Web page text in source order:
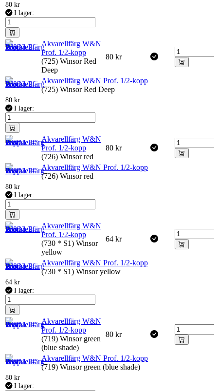
80 kr
I lager:
Akvarellfärg W&N
Prof. 1/2-kopp
(725) Winsor Red
Deep
80 kr
Akvarellfärg W&N Prof. 1/2-kopp
(725) Winsor Red Deep
80 kr
I lager:
Akvarellfärg W&N
Prof. 1/2-kopp
(726) Winsor red
80 kr
Akvarellfärg W&N Prof. 1/2-kopp
(726) Winsor red
80 kr
I lager:
Akvarellfärg W&N
Prof. 1/2-kopp
(730 * S1) Winsor
yellow
64 kr
Akvarellfärg W&N Prof. 1/2-kopp
(730 * S1) Winsor yellow
64 kr
I lager:
Akvarellfärg W&N
Prof. 1/2-kopp
(719) Winsor green
(blue shade)
80 kr
Akvarellfärg W&N Prof. 1/2-kopp
(719) Winsor green (blue shade)
80 kr
I lager: